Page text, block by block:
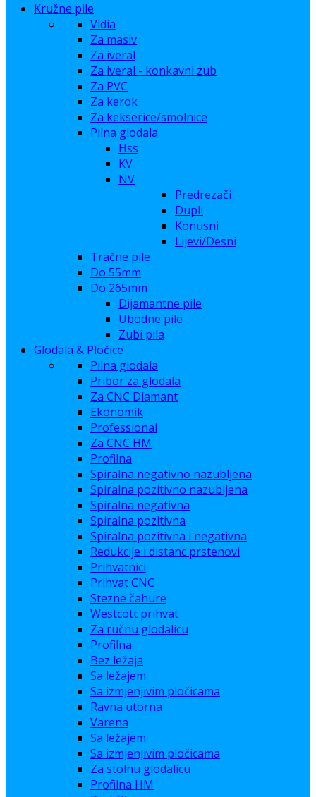
Kružne pile
Vidia
Za masiv
Za iveral
Za iveral - konkavni zub
Za PVC
Za kerok
Za kekserice/smolnice
Pilna glodala
Hss
KV
NV
Predrezači
Dupli
Konusni
Lijevi/Desni
Tračne pile
Do 55mm
Do 265mm
Dijamantne pile
Ubodne pile
Zubi pila
Glodala & Pločice
Pilna glodala
Pribor za glodala
Za CNC Diamant
Ekonomik
Professional
Za CNC HM
Profilna
Spiralna negativno nazubljena
Spiralna pozitivno nazubljena
Spiralna negativna
Spiralna pozitivna
Spiralna pozitivna i negativna
Redukcije i distanc prstenovi
Prihvatnici
Prihvat CNC
Stezne čahure
Westcott prihvat
Za ručnu glodalicu
Profilna
Bez ležaja
Sa ležajem
Sa izmjenjivim pločicama
Ravna utorna
Varena
Sa ležajem
Sa izmjenjivim pločicama
Za stolnu glodalicu
Profilna HM